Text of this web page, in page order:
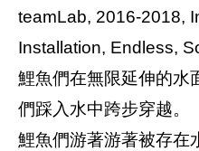
teamLab, 2016-2018,
Installation, Endless,
鯉魚們在無限延伸的水
們踩入水中跨步穿越。
鯉魚們游著游著被存在